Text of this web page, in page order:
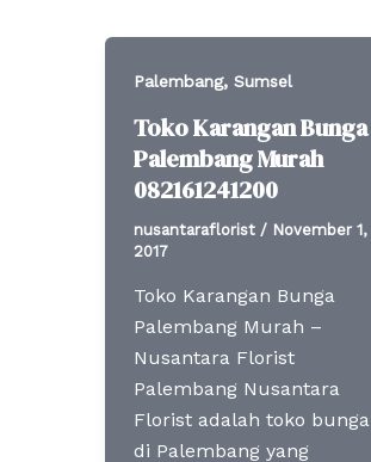
Palembang, Sumsel
Toko Karangan Bunga
Palembang Murah
082161241200
nusantaraflorist / November 1,
2017
Toko Karangan Bunga
Palembang Murah –
Nusantara Florist
Palembang Nusantara
Florist adalah toko bunga
di Palembang yang